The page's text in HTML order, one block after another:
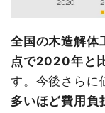
全国の木造解
点で2020年と
す。今後さらに
多いほど費用負